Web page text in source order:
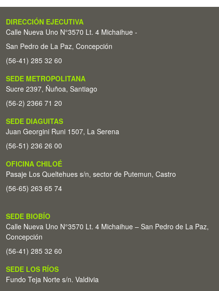
DIRECCIÓN EJECUTIVA
Calle Nueva Uno N°3570 Lt. 4 Michaihue -
San Pedro de La Paz, Concepción
(56-41) 285 32 60
SEDE METROPOLITANA
Sucre 2397, Ñuñoa, Santiago
(56-2) 2366 71 20
SEDE DIAGUITAS
Juan Georgini Runi 1507, La Serena
(56-51) 236 26 00
OFICINA CHILOÉ
Pasaje Los Queltehues s/n, sector de Putemun, Castro
(56-65) 263 65 74
SEDE BIOBÍO
Calle Nueva Uno N°3570 Lt. 4 Michaihue – San Pedro de La Paz,
Concepción
(56-41) 285 32 60
SEDE LOS RÍOS
Fundo Teja Norte s/n. Valdivia